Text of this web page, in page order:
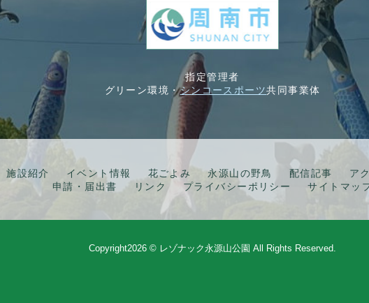
指定管理者
グリーン環境・シンコースポーツ共同事業体
施設紹介 イベント情報 花ごよみ 永源山の野鳥 配信記事
ア
申請・届出書
リンク プライバシーポリシー サイトマッ
Copyright2026 © レゾナック永源山公園 All Rights Reserved.